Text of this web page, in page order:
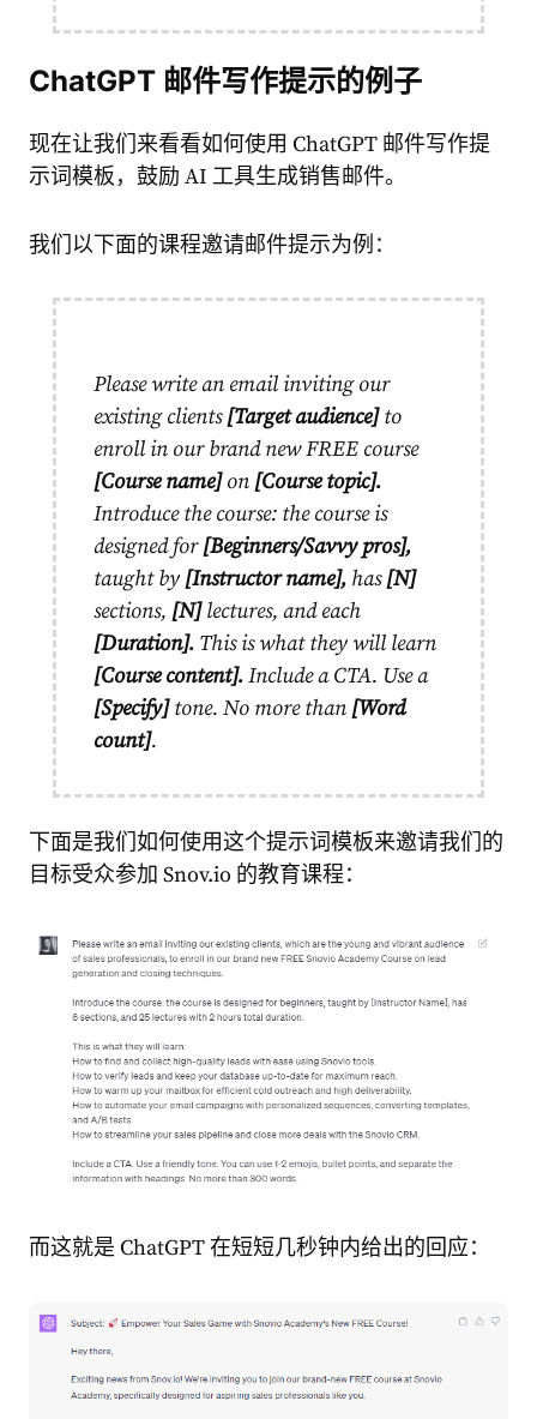
ChatGPT 邮件写作提示的例子
现在让我们来看看如何使用 ChatGPT 邮件写作提
示词模板，鼓励 AI 工具生成销售邮件。
我们以下面的课程邀请邮件提示为例：
Please write an email inviting our
existing clients[Target audience]to
enroll in our brand new FREE course
[Course name]on [Course topic].
Introduce the course: the course is
designed for[Beginners/Savvy pros],
taught by [Instructor name], has[N]
sections, [N]lectures, and each
[Duration]. This is what they will learn
[Course content].Include aCTA. Use a
[Specify]tone. No more than [Word
count].
下面是我们如何使用这个提示词模板来邀请我们的
目标受众参加 Snov.io 的教育课程：
而这就是 ChatGPT 在短短几秒钟内给出的回应：